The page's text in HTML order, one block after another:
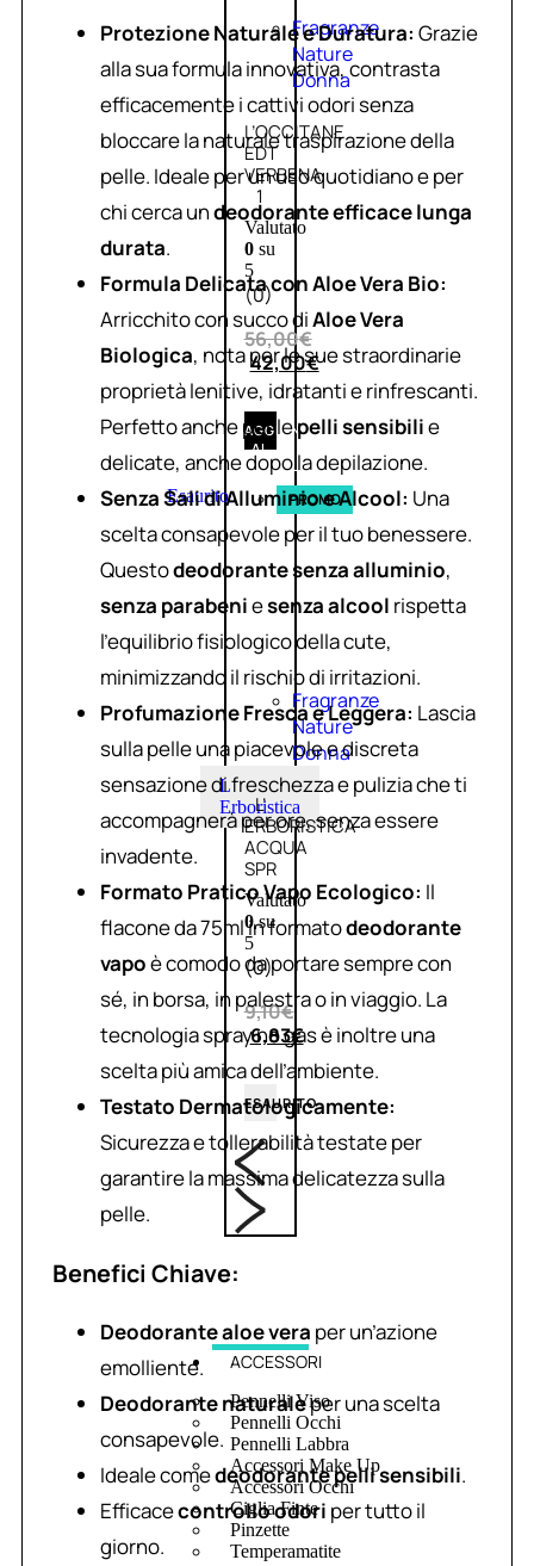
Fragranze
Nature
Donna
L’OCCITANE
EDT
VERBENA
1
Valutato
0su
5
(0)
56,00€
42,00€
AGGIUNGI
AL
CARRELLO
Esaurito PROMO
Fragranze
Nature
Donna
L
Erboristica
L’
ERBORISTICA
ACQUA
SPR
Valutato
0su
5
(0)
9,10€
6,83€
ESAURITO
ACCESSORI
Pennelli Viso
Pennelli Occhi
Pennelli Labbra
Accessori Make Up
Accessori Occhi
Ciglia Finte
Pinzette
Temperamatite
Protezione Naturale e Duratura: Grazie
alla sua formula innovativa, contrasta
efficacemente i cattivi odori senza
bloccare la naturale traspirazione della
pelle. Ideale per un uso quotidiano e per
chi cerca undeodorante efficace lunga
durata.
Formula Delicata con Aloe Vera Bio:
Arricchito con succo diAloe Vera
Biologica, nota per le sue straordinarie
proprietà lenitive, idratanti e rinfrescanti.
Perfetto anche per lepelli sensibilie
delicate, anche dopo la depilazione.
Senza Sali di Alluminio e Alcool: Una
scelta consapevole per il tuo benessere.
Questodeodorante senza alluminio,
senza parabeniesenza alcool rispetta
l’equilibrio fisiologico della cute,
minimizzando il rischio di irritazioni.
Profumazione Fresca e Leggera: Lascia
sulla pelle una piacevole e discreta
sensazione di freschezza e pulizia che ti
accompagnerà per ore, senza essere
invadente.
Formato Pratico Vapo Ecologico: Il
flacone da 75ml in formatodeodorante
vapoè comodo da portare sempre con
sé, in borsa, in palestra o in viaggio. La
tecnologia spray no gas è inoltre una
scelta più amica dell’ambiente.
Testato Dermatologicamente:
Sicurezza e tollerabilità testate per
garantire la massima delicatezza sulla
pelle.
Benefici Chiave:
Deodorante aloe vera per un’azione
emolliente.
Deodorante naturaleper una scelta
consapevole.
Ideale comedeodorante pelli sensibili.
Efficacecontrollo odori per tutto il
giorno.